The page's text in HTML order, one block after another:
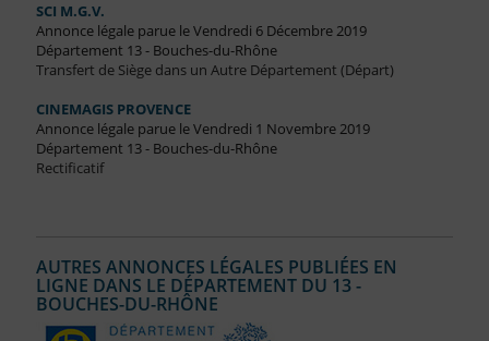
SCI M.G.V.
Annonce légale parue le Vendredi 6 Décembre 2019
Département 13 - Bouches-du-Rhône
Transfert de Siège dans un Autre Département (Départ)
CINEMAGIS PROVENCE
Annonce légale parue le Vendredi 1 Novembre 2019
Département 13 - Bouches-du-Rhône
Rectificatif
AUTRES ANNONCES LÉGALES PUBLIÉES EN
LIGNE DANS LE DÉPARTEMENT DU 13 -
BOUCHES-DU-RHÔNE